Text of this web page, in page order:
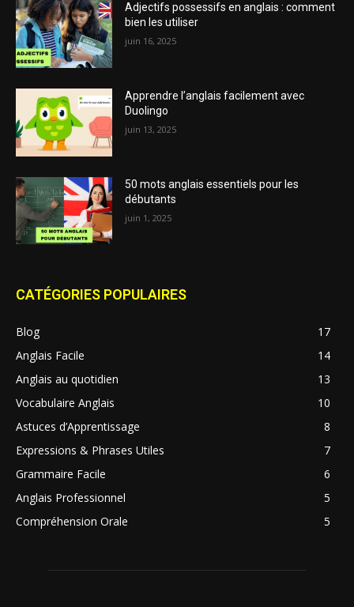
Adjectifs possessifs en anglais : comment
bien les utiliser
juin 16, 2025
Apprendre l’anglais facilement avec
Duolingo
juin 13, 2025
50 mots anglais essentiels pour les
débutants
juin 1, 2025
CATÉGORIES POPULAIRES
Blog
17
Anglais Facile
14
Anglais au quotidien
13
Vocabulaire Anglais
10
Astuces d’Apprentissage
8
Expressions & Phrases Utiles
7
Grammaire Facile
6
Anglais Professionnel
5
Compréhension Orale
5